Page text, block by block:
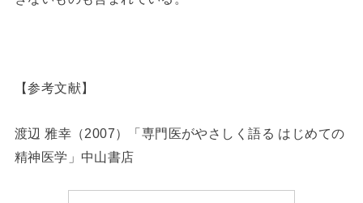
【参考文献】
渡辺 雅幸（2007）「専門医がやさしく語る はじめての
精神医学」中山書店